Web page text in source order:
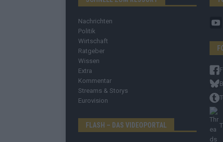
Nachrichten
Politik
Wirtschaft
Ratgeber
Wissen
Extra
Kommentar
Streams & Storys
Eurovision
FLASH – DAS VIDEOPORTAL